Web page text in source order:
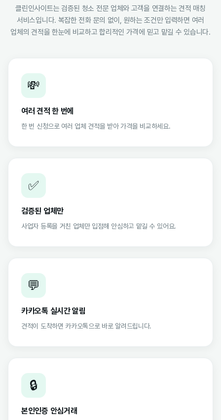
클린인사이트는 검증된 청소 전문 업체와 고객을 연결하는 견적 매칭
서비스입니다. 복잡한 전화 문의 없이, 원하는 조건만 입력하면 여러
업체의 견적을 한눈에 비교하고 합리적인 가격에 믿고 맡길 수 있습니다.
💸
여러 견적 한 번에
한 번 신청으로 여러 업체 견적을 받아 가격을 비교하세요.
✅
검증된 업체만
사업자 등록을 거친 업체만 입점해 안심하고 맡길 수 있어요.
💬
카카오톡 실시간 알림
견적이 도착하면 카카오톡으로 바로 알려드립니다.
🔒
본인인증 안심거래